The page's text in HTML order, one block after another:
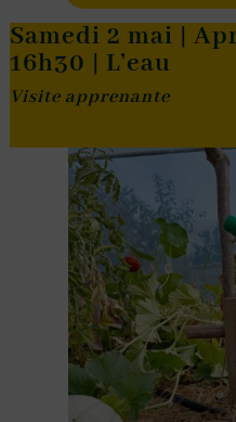
Samedi 2 mai |
16h30 | L’eau
Visite apprenante